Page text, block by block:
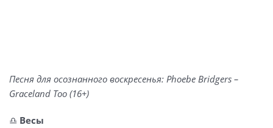
Песня для осознанного воскресенья: Phoebe Bridgers –
Graceland Too (16+)
♎️ Весы